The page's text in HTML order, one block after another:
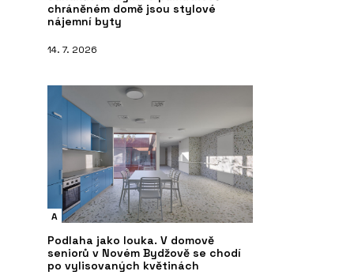
chráněném domě jsou stylové
nájemní byty
14. 7. 2026
A
Podlaha jako louka. V domově
seniorů v Novém Bydžově se chodí
po vylisovaných květinách